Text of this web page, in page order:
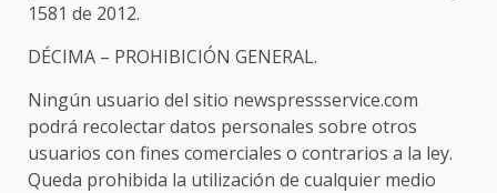
1581 de 2012.
DÉCIMA – PROHIBICIÓN GENERAL.
Ningún usuario del sitio newspressservice.com
podrá recolectar datos personales sobre otros
usuarios con fines comerciales o contrarios a la ley.
Queda prohibida la utilización de cualquier medio